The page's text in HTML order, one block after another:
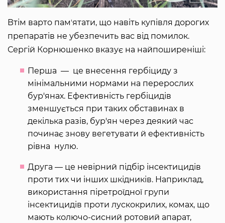
Втім варто памʼятати, що навіть купівля дорогих
препаратів не убезпечить вас від помилок.
Сергій Корнюшенко вказує на найпоширеніші:
Перша — це внесення гербіциду з
мінімальними нормами на перерослих
бур'янах. Ефективність гербіцидів
зменшується при таких обставинах в
декілька разів, бур'ян через деякий час
починає знову вегетувати й ефективність
рівна нулю.
Друга — це невірний підбір інсектицидів
проти тих чи інших шкідників. Наприклад,
використання піретроїдної групи
інсектицидів проти лускокрилих, комах, що
мають колючо-сисний ротовий апарат,